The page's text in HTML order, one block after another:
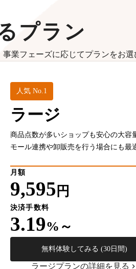
プラン
業フェーズに応じてプランをお選
人気 No.1
ラージ
商品点数が多いショップも安心の大容
モール連携や卸販売を行う場合にも最
月額
9,595 円
決済手数料
3.19%～
無料体験してみる (30日間)
ラージプランの詳細を見る